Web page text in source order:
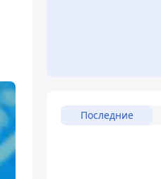
Последние